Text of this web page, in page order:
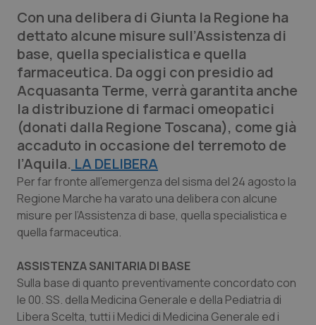
Lettere al direttore
Edizioni Regionali
QS Pro
Professionisti Sanitari.AI
Abruzzo
Basilicata
Calabria
Campania
Emilia-Romagna
QS Pro Gold
Artrite & artrosi
Asma & BPCO
Car-T
Colesterolo & coronaropatie
QS Club Newsletter
Con una delibera di Giunta la Regione ha
dettato alcune misure sull’Assistenza di
base, quella specialistica e quella
farmaceutica. Da oggi con presidio ad
Acquasanta Terme, verrà garantita anche
la distribuzione di farmaci omeopatici
(donati dalla Regione Toscana), come già
accaduto in occasione del terremoto de
l’Aquila. LA DELIBERA
Per far fronte all’emergenza del sisma del 24 agosto la
Regione Marche ha varato una delibera con alcune
misure per l’Assistenza di base, quella specialistica e
quella farmaceutica.
ASSISTENZA SANITARIA DI BASE
Sulla base di quanto preventivamente concordato con
le 00. SS. della Medicina Generale e della Pediatria di
Libera Scelta, tutti i Medici di Medicina Generale ed i